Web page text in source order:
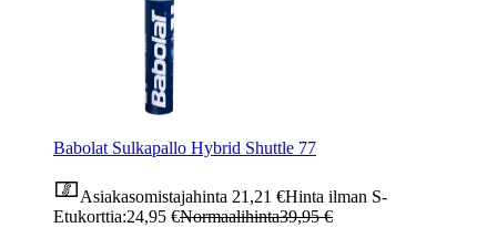
Babolat Sulkapallo Hybrid Shuttle 77
Asiakasomistajahinta 21,21 €Hinta ilman S-
Etukorttia:24,95 €Normaalihinta39,95 €